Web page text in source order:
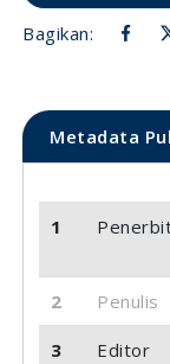
Bagikan:
Metadata
1
2 Penulis
3 Editor